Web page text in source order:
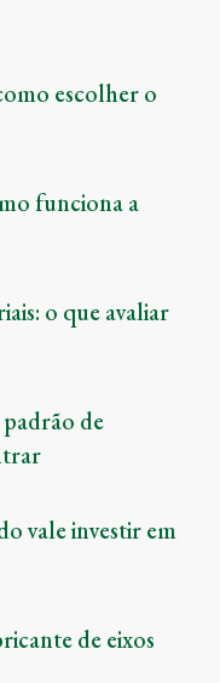
escolher o
funciona a
o que avaliar
de
vale investir em
de eixos